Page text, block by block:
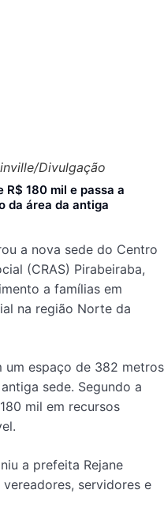
Divulgação
180 mil e passa a
da área da antiga
a nova sede do Centro
(CRAS) Pirabeiraba,
a famílias em
na região Norte da
um espaço de 382 metros
sede. Segundo a
mil em recursos
a prefeita Rejane
servidores e